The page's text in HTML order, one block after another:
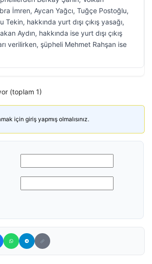
İmren, Aycan Yağcı, Tuğçe Postoğlu,
Tekin, hakkında yurt dışı çıkış yasağı,
Aydın, hakkında ise yurt dışı çıkış
verilirken, şüpheli Mehmet Rahşan ise
(toplam 1)
için giriş yapmış olmalısınız.